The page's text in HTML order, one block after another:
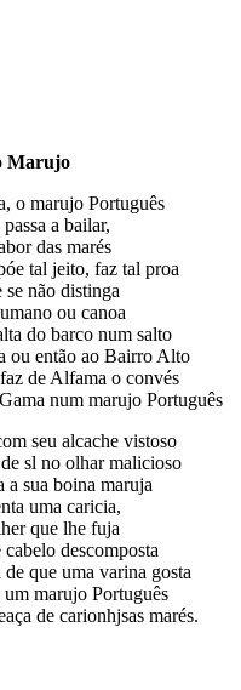
Marujo
o marujo Português
a bailar,
das marés
tal jeito, faz tal proa
se não distinga
ou canoa
do barco num salto
ou então ao Bairro Alto
de Alfama o convés
num marujo Português
seu alcache vistoso
sl no olhar malicioso
a sua boina maruja
uma caricia,
que lhe fuja
descomposta
que uma varina gosta
um marujo Português
de carionhjsas marés.